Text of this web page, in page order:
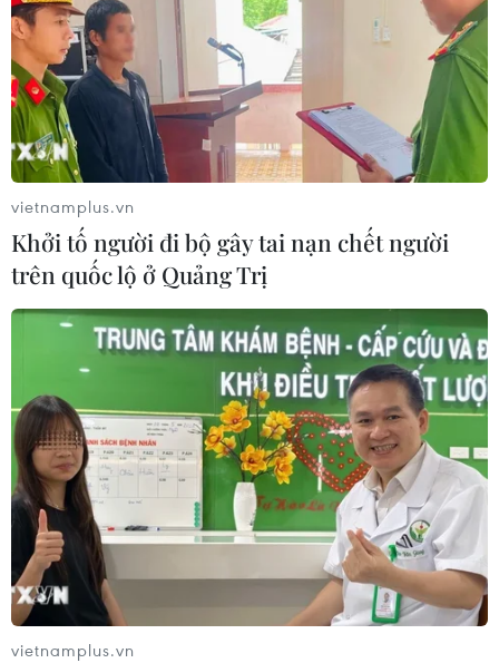
Hợp tác kinh tế là điểm sáng trong quan
hệ Việt Nam-Hàn Quốc
22/06/2023 13:39
Hàn Quốc hiện giữ vị trí số một về đầu tư trực tiếp (lũy
kế đạt 82 tỷ USD); số hai về hợp tác phát triển, du lịch
và lao động; số ba về hợp tác thương mại (đạt 86,4 tỷ
USD năm 2022) tại Việt Nam.
vietnamplus.vn
Khởi tố người đi bộ gây tai nạn chết người
trên quốc lộ ở Quảng Trị
vietnamplus.vn